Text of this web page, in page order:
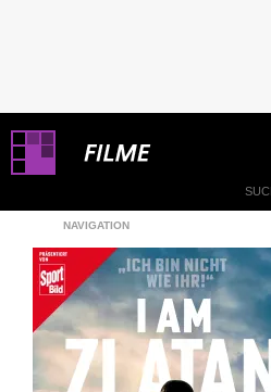
NAVIGATION